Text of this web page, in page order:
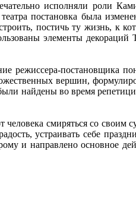
исполняли роли
постановка была
постичь ту жизнь, к
элементы декораций
режиссера-постановщика
вершин,
найдены во время
смиряться со своим
устраивать себе
и направлено основное